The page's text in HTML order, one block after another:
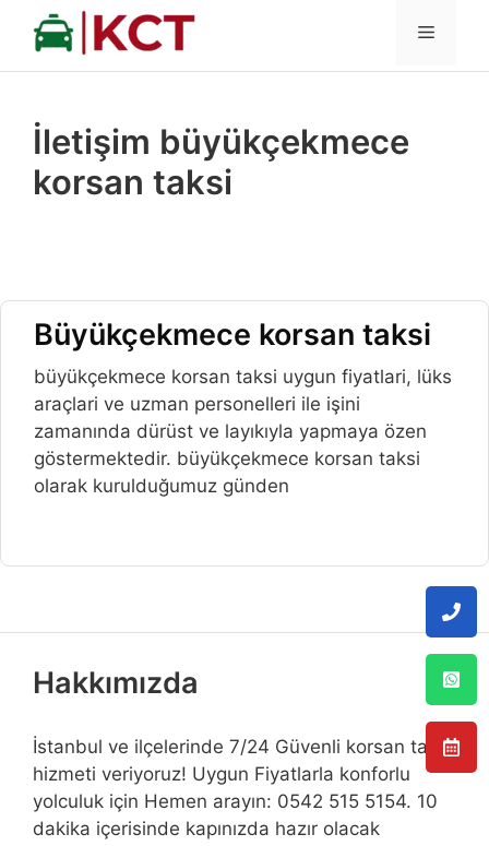
İçeriğe
MENÜ
İletişim büyükçekmece
korsan taksi
Büyükçekmece korsan taksi
büyükçekmece korsan taksi uygun fiyatlari, lüks
araçlari ve uzman personelleri ile işini
zamanında dürüst ve layıkıyla yapmaya özen
göstermektedir. büyükçekmece korsan taksi
olarak kurulduğumuz günden
Hakkımızda
İstanbul ve ilçelerinde 7/24 Güvenli korsan taksi
hizmeti veriyoruz! Uygun Fiyatlarla konforlu
yolculuk için Hemen arayın: 0542 515 5154. 10
dakika içerisinde kapınızda hazır olacak